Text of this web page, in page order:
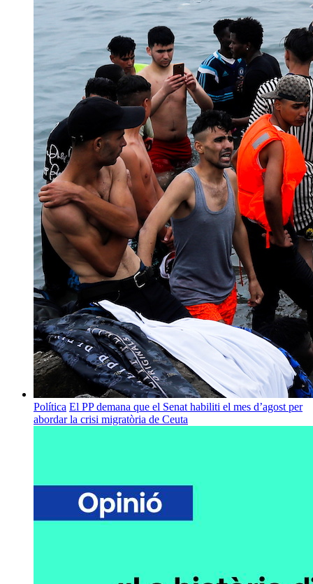
Política El PP demana que el Senat habiliti el mes d’agost per
abordar la crisi migratòria de Ceuta